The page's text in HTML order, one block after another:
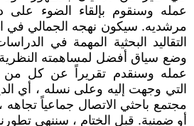
عمله وسنقوم بإلقاء الضوء على
مرشديه. سيكون نهجه الجمالي في
التقاليد البحثية المهمة في
وضع سياق أفضل لمساهمته
عمله وسنقدم تقريراً عن كل من
التي وجهت إليه وعلى نسله ، أي
مجتمع باحثي الاتصال جماعياً
أو ضمنية. قبل الختام ، سننهي